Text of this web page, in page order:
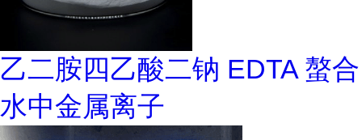
乙二胺四乙酸二钠 EDTA 螯合
水中金属离子